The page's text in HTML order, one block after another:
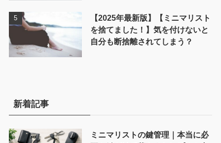
【2025年最新版】【ミニマリスト
を捨てました！】気を付けないと
自分も断捨離されてしまう？
新着記事
ミニマリストの鍵管理｜本当に必